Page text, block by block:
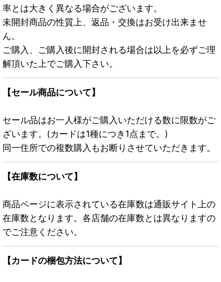
率とは大きく異なる場合がございます。
未開封商品の性質上、返品・交換はお受け出来ませ
ん。
ご購入、ご購入後に開封される場合は以上を必ずご理
解頂いた上でご購入下さい。
【セール商品について】
セール品はお一人様がご購入いただける数に限数がご
ざいます。(カードは1種につき1点まで。)
同一住所での複数購入もお断りさせていただきます。
【在庫数について】
商品ページに表示されている在庫数は通販サイト上の
在庫数となります。各店舗の在庫数とは異なりますの
でご注意ください。
【カードの梱包方法について】